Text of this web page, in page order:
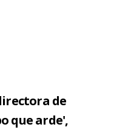
de
que arde',